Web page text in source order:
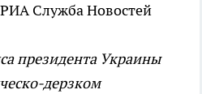
Служба Новостей
президента Украины
дерзком